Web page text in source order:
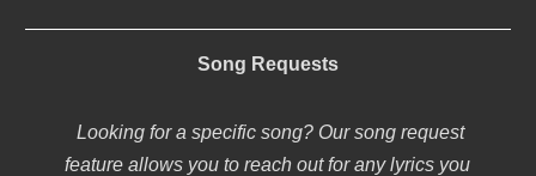
Song Requests
Looking for a specific song? Our song request
feature allows you to reach out for any lyrics you